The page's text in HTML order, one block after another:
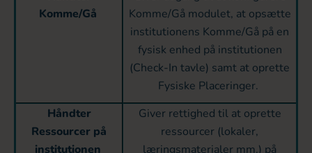
Komme/Gå
Komme/Gå modulet, at opsætte
institutionens Komme/Gå på en
fysisk enhed på institutionen
(Check-In tavle) samt at oprette
Fysiske Placeringer.
Håndter
Ressourcer på
institutionen
Giver rettighed til at oprette
ressourcer (lokaler,
læringsmaterialer mm.) på